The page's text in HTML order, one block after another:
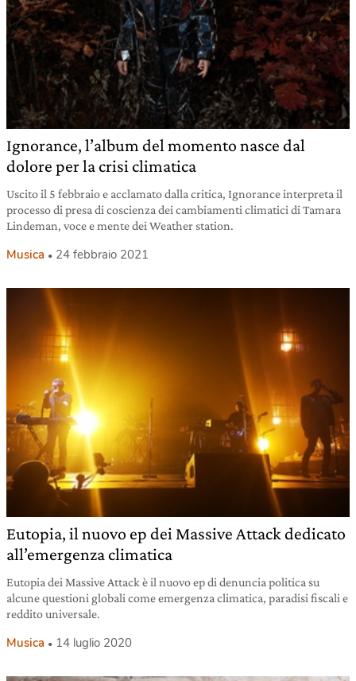
Ignorance, l’album del momento nasce dal
dolore per la crisi climatica
Uscito il 5 febbraio e acclamato dalla critica, Ignorance interpreta il
processo di presa di coscienza dei cambiamenti climatici di Tamara
Lindeman, voce e mente dei Weather station.
Musica 24 febbraio 2021
Eutopia, il nuovo ep dei Massive Attack dedicato
all’emergenza climatica
Eutopia dei Massive Attack è il nuovo ep di denuncia politica su
alcune questioni globali come emergenza climatica, paradisi fiscali e
reddito universale.
Musica 14 luglio 2020